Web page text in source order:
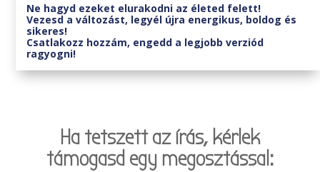
Ne hagyd ezeket elurakodni az életed felett!
Vezesd a változást, legyél újra energikus, boldog és
sikeres!
Csatlakozz hozzám, engedd a legjobb verziód
ragyogni!
Ha tetszett az írás, kérlek
támogasd egy megosztással: